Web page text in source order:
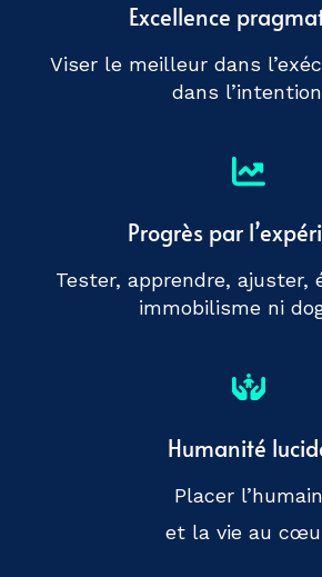
Excellence
Viser le meilleur dans
dans
Progrès par
Tester, apprendre, ajuster,
immobilisme ni
Humanité
Placer l’humain
et la vie au